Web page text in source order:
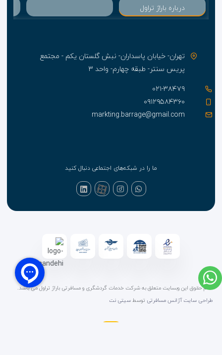
درباره باراژ تراول
تهران- خیابان پاسداران- نبش گلستان یکم - مجتمع
پریس سنتر- طبقه چهارم- واحد ۳
۰۲۱-۳۸۴۷۹
۰۹۱۲۹۵۸۴۳۶۰
markting.barrage@gmail.com
ما را در شبکه‌های اجتماعی دنبال کنید
تمام حقوق این وبسایت متعلق به شرکت خدمات گردشگری و مسافرتی باراژ تراول می باشد.
طراحی سایت آژانس مسافرتی توسط سیتی نت